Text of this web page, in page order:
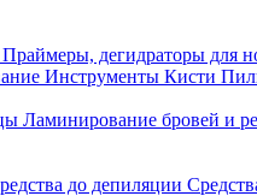
Праймеры, дегидраторы для
Инструменты Кисти
Ламинирование бровей и
до депиляции